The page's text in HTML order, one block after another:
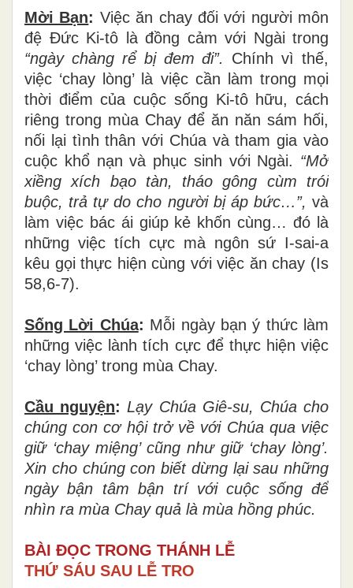
Mời Bạn: Việc ăn chay đối với người môn
đệ Đức Ki-tô là đồng cảm với Ngài trong
“ngày chàng rể bị đem đi”.
Chính vì thế,
việc ‘chay lòng’ là việc cần làm trong mọi
thời điểm của cuộc sống Ki-tô hữu, cách
riêng trong mùa Chay để ăn năn sám hối,
nối lại tình thân với Chúa và tham gia vào
cuộc khổ nạn và phục sinh với Ngài. “Mở
xiềng xích bạo tàn, tháo gông cùm trói
buộc, trả tự do cho người bị áp bức…”, và
làm việc bác ái giúp kẻ khốn cùng… đó là
những việc tích cực mà ngôn sứ I-sai-a
kêu gọi thực hiện cùng với việc ăn chay (Is
58,6-7).
Sống Lời Chúa: Mỗi ngày bạn ý thức làm
những việc lành tích cực để thực hiện việc
‘chay lòng’ trong mùa Chay.
Cầu nguyện: Lạy Chúa Giê-su, Chúa cho
chúng con cơ hội trở về với Chúa qua việc
giữ ‘chay miệng’ cũng như giữ ‘chay lòng’.
Xin cho chúng con biết dừng lại sau những
ngày bận tâm bận trí với cuộc sống để
nhìn ra mùa Chay quả là mùa hồng phúc.
BÀI ĐỌC TRONG THÁNH LỄ
THỨ SÁU SAU LỄ TRO